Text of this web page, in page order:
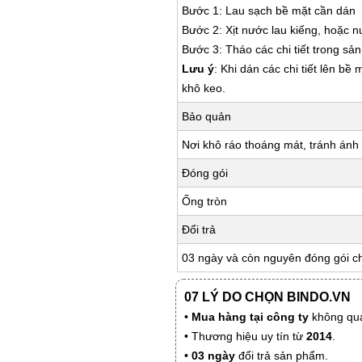
Bước 1: Lau sạch bề mặt cần dán
Bước 2: Xịt nước lau kiếng, hoặc
Bước 3: Tháo các chi tiết trong
Lưu ý: Khi dán các chi tiết lên bề
khô keo.
Bảo quản
Nơi khô ráo thoáng mát, tránh
Đóng gói
Ống tròn
Đổi trả
03 ngày và còn nguyên đóng gói
07 LÝ DO CHỌN BINDO.VN
• Mua hàng tại công ty không
• Thương hiệu uy tín từ 2014
• 03 ngày đổi trả sản phẩm.